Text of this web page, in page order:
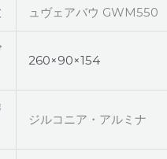
ュヴェアバウ GWM550
260×90×154
ジルコニア・アルミナ